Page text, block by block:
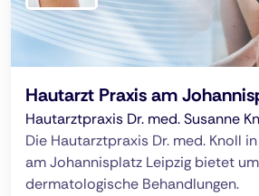
Hautarzt Praxis am
Hautarztpraxis Dr. med. Susanne
Die Hautarztpraxis Dr. med. Knoll
am Johannisplatz Leipzig bietet
dermatologische Behandlungen.